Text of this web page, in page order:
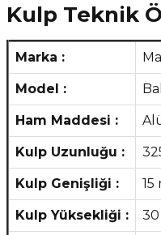
Kulp Teknik
Marka :
Model :
Ham Maddesi :
Kulp Uzunluğu :
Kulp Genişliği : 15
Kulp Yüksekliği :